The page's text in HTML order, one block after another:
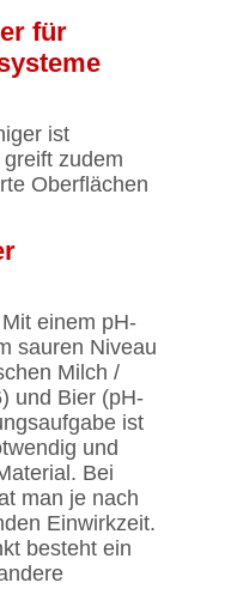
für
ist
zudem
Oberflächen
einem pH-
sauren Niveau
Milch /
und Bier (pH-
ist
und
Bei
man je nach
Einwirkzeit.
besteht ein